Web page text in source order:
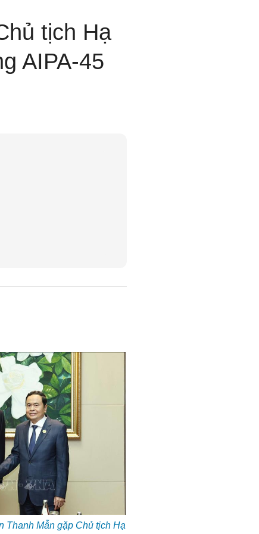
tịch Hạ
AIPA-45
Thanh Mẫn gặp Chủ tịch Hạ